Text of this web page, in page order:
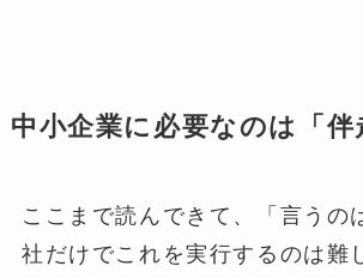
中小企業に必要なのは「伴
ここまで読んできて、「言うの
社だけでこれを実行するのは難